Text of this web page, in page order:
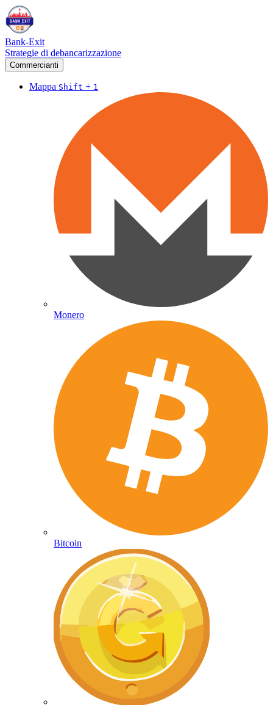
Bank-Exit
Strategie di debancarizzazione
Commercianti
Mappa Shift + 1
Monero
Bitcoin